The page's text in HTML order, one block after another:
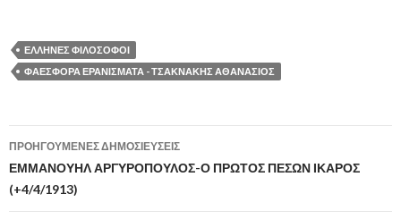
ΕΛΛΗΝΕΣ ΦΙΛΟΣΟΦΟΙ
ΦΑΕΣΦΟΡΑ ΕΡΑΝΙΣΜΑΤΑ - ΤΣΑΚΝΑΚΗΣ ΑΘΑΝΑΣΙΟΣ
Πλοήγηση
άρθρων
ΠΡΟΗΓΟΎΜΕΝΕΣ ΔΗΜΟΣΙΕΎΣΕΙΣ
ΕΜΜΑΝΟΥΗΛ ΑΡΓΥΡΟΠΟΥΛΟΣ-Ο ΠΡΩΤΟΣ ΠΕΣΩΝ ΙΚΑΡΟΣ
(+4/4/1913)